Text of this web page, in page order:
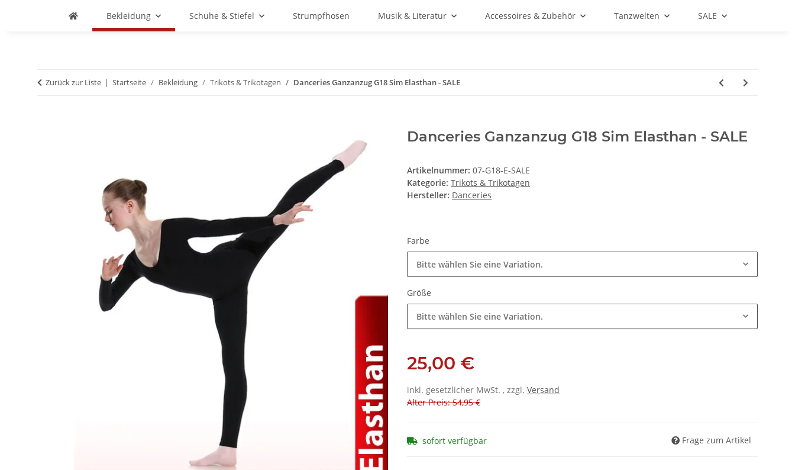
Bekleidung Schuhe & Stiefel Strumpfhosen Musik & Literatur Accessoires & Zubehör Tanzwelten SALE
Zurück zur Liste Startseite Bekleidung Trikots & Trikotagen Danceries Ganzanzug G18 Sim Elasthan - SALE
Danceries Ganzanzug G18 Sim Elasthan - SALE
Artikelnummer: 07-G18-E-SALE
Kategorie: Trikots & Trikotagen
Hersteller: Danceries
Farbe
Bitte wählen Sie eine Variation.
Größe
Bitte wählen Sie eine Variation.
25,00 €
inkl. gesetzlicher MwSt. , zzgl. Versand
Alter Preis: 54,95 €
sofort verfügbar Frage zum Artikel